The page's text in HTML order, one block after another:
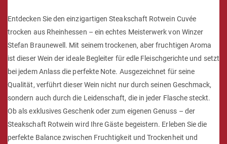
Entdecken Sie den einzigartigen Steakschaft Rotwein Cuvée
trocken aus Rheinhessen – ein echtes Meisterwerk von Winzer
Stefan Braunewell. Mit seinem trockenen, aber fruchtigen Aroma
ist dieser Wein der ideale Begleiter für edle Fleischgerichte und setzt
bei jedem Anlass die perfekte Note. Ausgezeichnet für seine
Qualität, verführt dieser Wein nicht nur durch seinen Geschmack,
sondern auch durch die Leidenschaft, die in jeder Flasche steckt.
Ob als exklusives Geschenk oder zum eigenen Genuss – der
Steakschaft Rotwein wird Ihre Gäste begeistern. Erleben Sie die
perfekte Balance zwischen Fruchtigkeit und Trockenheit und